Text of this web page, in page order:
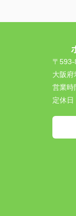
ホ
〒
大阪
営業時
定休日